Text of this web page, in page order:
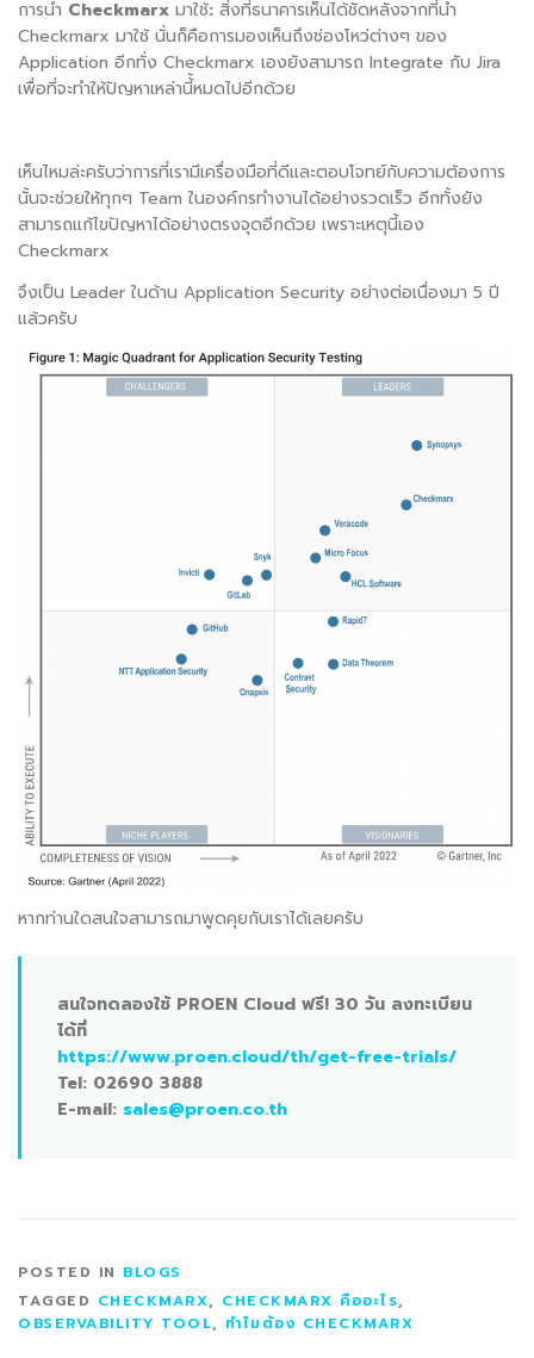
การนำ Checkmarx มาใช้: สิ่งที่ธนาคารเห็นได้ชัดหลังจากที่นำ
Checkmarx มาใช้ นั่นก็คือการมองเห็นถึงช่องโหว่ต่างๆ ของ
Application อีกทั่ง Checkmarx เองยังสามารถ Integrate กับ Jira
เพื่อที่จะทำให้ปัญหาเหล่านี้้หมดไปอีกด้วย
เห็นไหมล่ะครับว่าการที่เรามีเครื่องมือที่ดีและตอบโจทย์กับความต้องการ
นั้นจะช่วยให้ทุกๆ Team ในองค์กรทำงานได้อย่างรวดเร็ว อีกทั้งยัง
สามารถแก้ไขปัญหาได้อย่างตรงจุดอีกด้วย เพราะเหตุนี้เอง
Checkmarx
จึงเป็น Leader ในด้าน Application Security อย่างต่อเนื่องมา 5 ปี
แล้วครับ
หากท่านใดสนใจสามารถมาพูดคุยกับเราได้เลยครับ
สนใจทดลองใช้ PROEN Cloud ฟรี! 30 วัน ลงทะเบียน
ได้ที่
https://www.proen.cloud/th/get-free-trials/
Tel: 02690 3888
E-mail: sales@proen.co.th
POSTED IN BLOGS
TAGGED CHECKMARX, CHECKMARX คืออะไร,
OBSERVABILITY TOOL, ทำไมต้อง CHECKMARX